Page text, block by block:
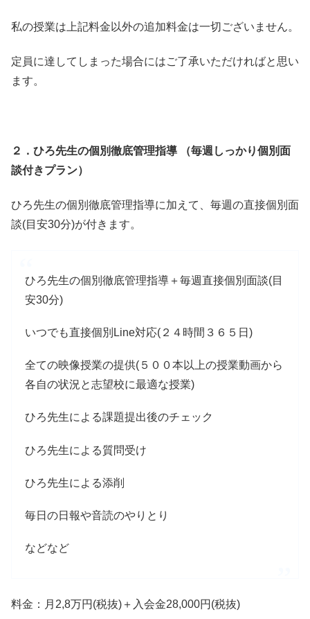
私の授業は上記料金以外の追加料金は一切ございません。
定員に達してしまった場合にはご了承いただければと思い
ます。
２． ひろ先生の個別徹底管理指導 （毎週しっかり個別面
談付きプラン）
ひろ先生の個別徹底管理指導に加えて、毎週の直接個別面
談(目安30分)が付きます。
ひろ先生の個別徹底管理指導＋毎週直接個別面談(目
安30分)
いつでも直接個別Line対応(２４時間３６５日)
全ての映像授業の提供(５００本以上の授業動画から
各自の状況と志望校に最適な授業)
ひろ先生による課題提出後のチェック
ひろ先生による質問受け
ひろ先生による添削
毎日の日報や音読のやりとり
などなど
料金：月2,8万円(税抜)＋入会金28,000円(税抜)